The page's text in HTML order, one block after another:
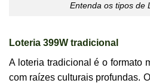
Entenda os tipos de
Loteria 399W tradicional
A loteria tradicional é o formato
com raízes culturais profundas.